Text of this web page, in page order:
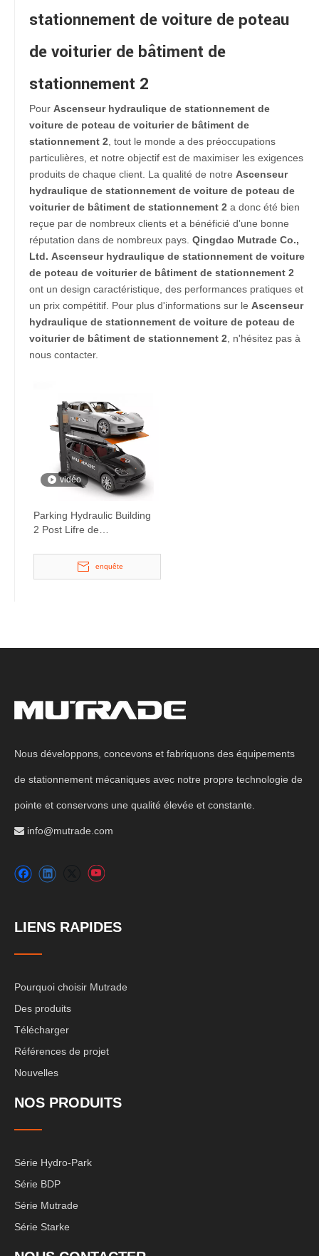
stationnement de voiture de poteau
de voiturier de bâtiment de
stationnement 2
Pour Ascenseur hydraulique de stationnement de
voiture de poteau de voiturier de bâtiment de
stationnement 2 , tout le monde a des préoccupations
particulières, et notre objectif est de maximiser les exigences
produits de chaque client. La qualité de notre Ascenseur
hydraulique de stationnement de voiture de poteau de
voiturier de bâtiment de stationnement 2 a donc été bien
reçue par de nombreux clients et a bénéficié d'une bonne
réputation dans de nombreux pays. Qingdao Mutrade Co.,
Ltd. Ascenseur hydraulique de stationnement de voiture
de poteau de voiturier de bâtiment de stationnement 2
ont un design caractéristique, des performances pratiques et
un prix compétitif. Pour plus d'informations sur le Ascenseur
hydraulique de stationnement de voiture de poteau de
voiturier de bâtiment de stationnement 2 , n'hésitez pas à
nous contacter.
vidéo
Parking Hydraulic Building
2 Post Lifre de
enquête
Nous développons, concevons et fabriquons des équipements
de stationnement mécaniques avec notre propre technologie de
pointe et conservons une qualité élevée et constante.
 info@mutrade.com
LIENS RAPIDES
Pourquoi choisir Mutrade
Des produits
Télécharger
Références de projet
Nouvelles
NOS PRODUITS
Série Hydro-Park
Série BDP
Série Mutrade
Série Starke